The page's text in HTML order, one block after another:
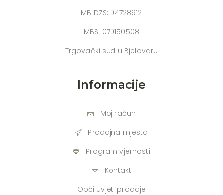
MB DZS: 04728912
MBS: 070150508
Trgovački sud u Bjelovaru
Informacije
Moj račun
Prodajna mjesta
Program vjernosti
Kontakt
Opći uvjeti prodaje